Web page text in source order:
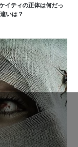
イティの正体は何だっ
いは？